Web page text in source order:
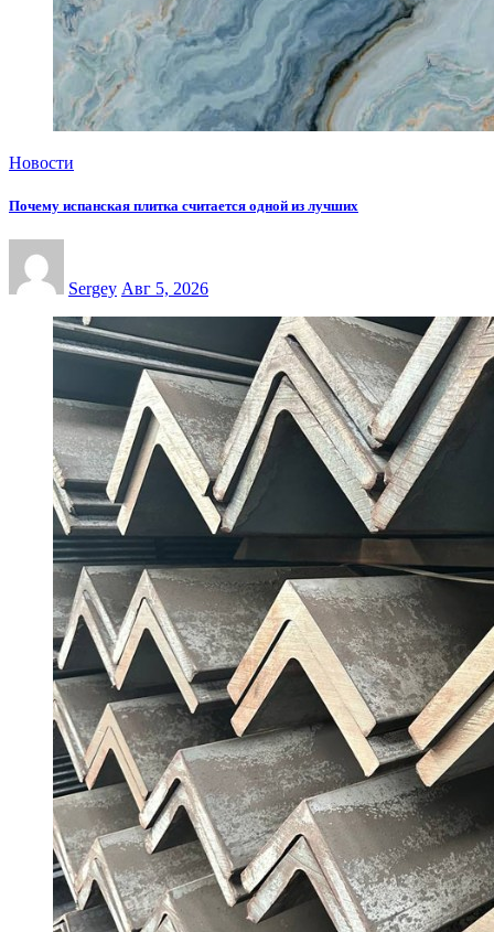
Новости
Почему испанская плитка считается одной из лучших
Sergey Авг 5, 2026